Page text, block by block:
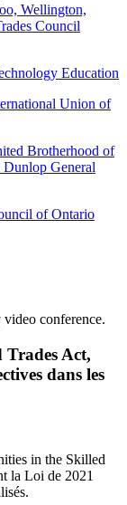
Wellington,
Council
Education
Union of
Brotherhood of
General
of Ontario
conference.
Act,
dans les
in the Skilled
la Loi de 2021